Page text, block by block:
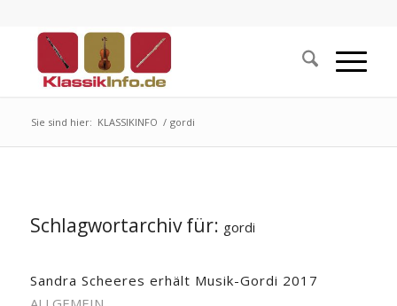
Sie sind hier: KLASSIKINFO / gordi
Schlagwortarchiv für: gordi
Sandra Scheeres erhält Musik-Gordi 2017